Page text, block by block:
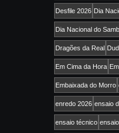
Desfile 2026 Dia
Dia Nacional do
Dragões da Real
Em Cima da Hora
Embaixada do Morro
enredo 2026 ensaio
ensaio técnico